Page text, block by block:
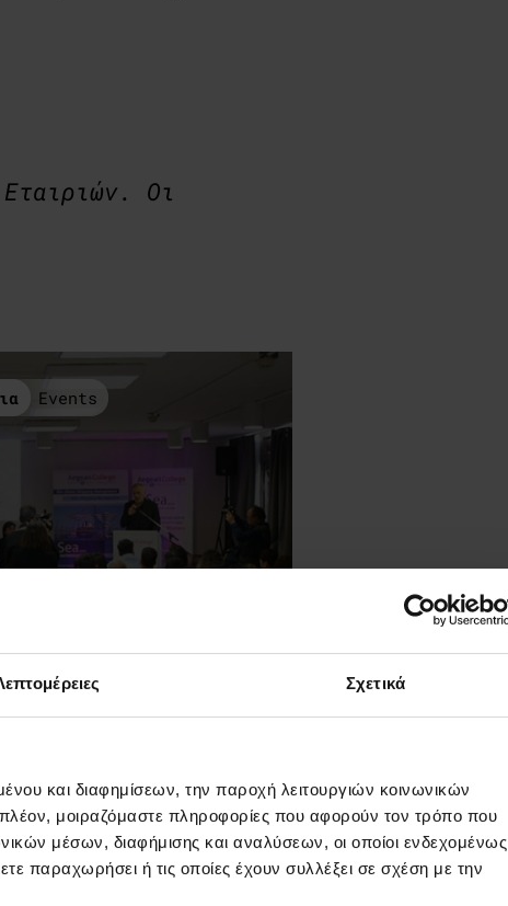
Σχετικά
και διαφημίσεων, την παροχή λειτουργιών κοινωνικών
μοιραζόμαστε πληροφορίες που αφορούν τον τρόπο που
μέσων, διαφήμισης και αναλύσεων, οι οποίοι ενδεχομένως
παραχωρήσει ή τις οποίες έχουν συλλέξει σε σχέση με την
Οι
Events
με επιτυχία
Συνέδριο
στο Aegean College!